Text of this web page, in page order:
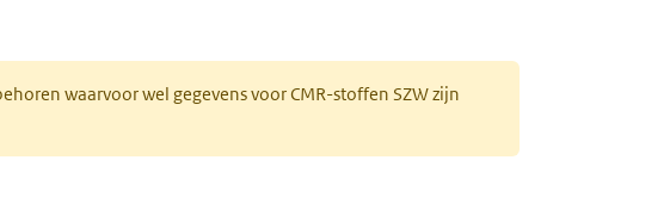
waarvoor wel gegevens voor CMR-stoffen SZW zijn